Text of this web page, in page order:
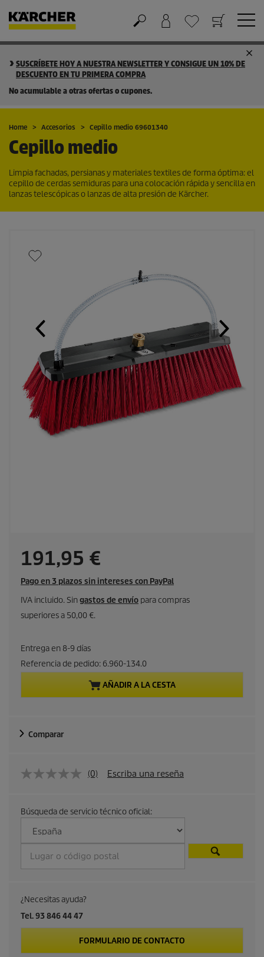
SUSCRÍBETE HOY A NUESTRA NEWSLETTER Y CONSIGUE UN 10% DE
DESCUENTO EN TU PRIMERA COMPRA
No acumulable a otras ofertas o cupones.
Home Accesorios Cepillo medio 69601340
Cepillo medio
Limpia fachadas, persianas y materiales textiles de forma óptima: el
cepillo de cerdas semiduras para una colocación rápida y sencilla en
lanzas telescópicas o lanzas de alta presión de Kärcher.
P
r
e
i
o
a
c
u
l
d
e
p
r
o
191,95 €
Pago en 3 plazos sin intereses con PayPal
IVA incluido. Singastos de envío para compras
superiores a 50,00 €.
Entrega en 8-9 días
Referencia de pedido: 6.960-134.0
AÑADIR A LA CESTA
Comparar
(0) Escriba una reseña
Búsqueda de servicio técnico oficial:
¿Necesitas ayuda?
Tel. 93 846 44 47
FORMULARIO DE CONTACTO